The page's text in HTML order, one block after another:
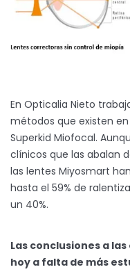
En Opticalia Nieto
métodos que existen
Superkid Miofocal.
clínicos que las abalan
las lentes Miyosmart
hasta el 59% de
un 40%.
Las conclusiones a
hoy a falta de más